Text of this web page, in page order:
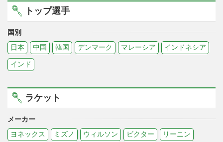
トップ選手
国別
日本
中国 韓国 デンマーク マレーシア インドネシア
インド
ラケット
メーカー
ヨネックス
ミズノ ウィルソン ビクター リーニン